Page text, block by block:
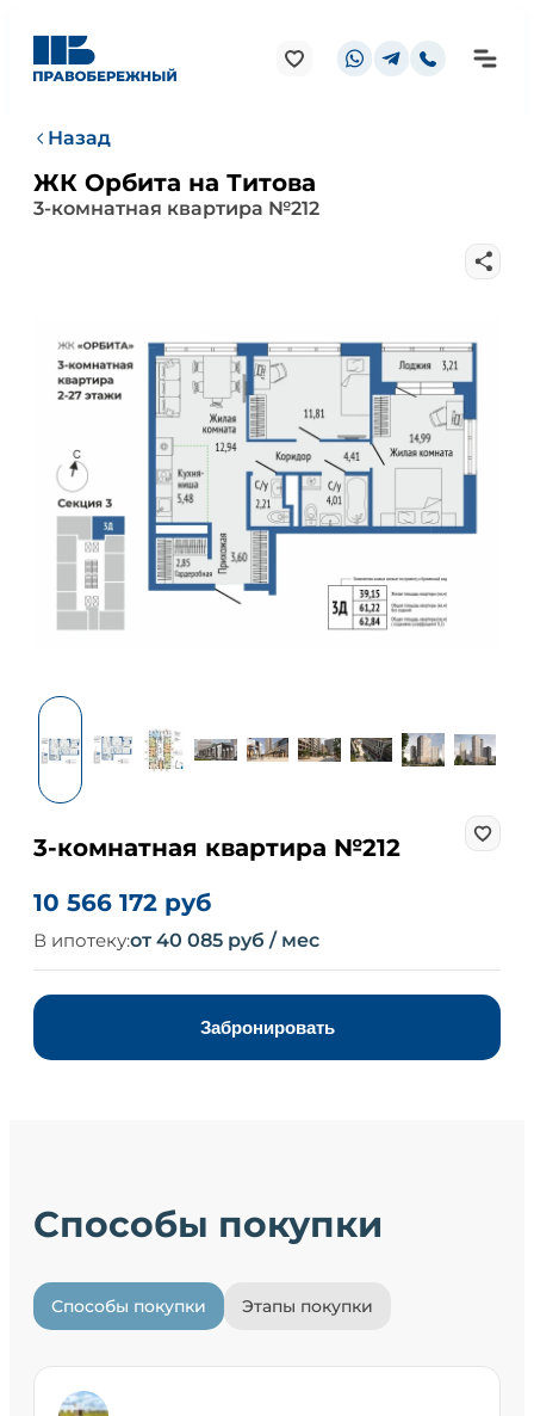
Назад
ЖК Орбита на Титова
3-комнатная квартира №212
3-комнатная квартира №212
10 566 172 руб
В ипотеку:от 40 085 руб / мес
Забронировать
Способы покупки
Способы покупки Этапы покупки